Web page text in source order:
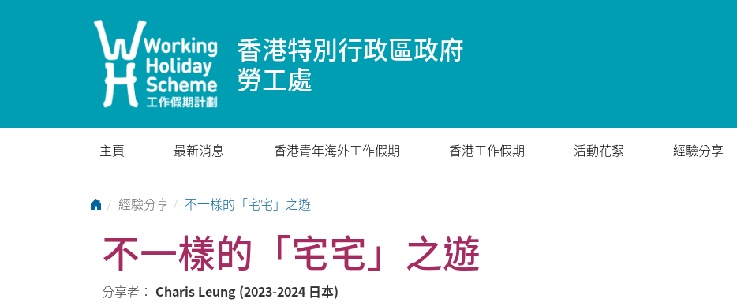
香港特別行政區政府
勞工處
主頁 最新消息 香港青年海外工作假期 香港工作假期 活動花絮 經驗分享
Go to Home Page
經驗分享 不一樣的「宅宅」之遊
不一樣的「宅宅」之遊
分享者： Charis Leung (2023-2024 日本)